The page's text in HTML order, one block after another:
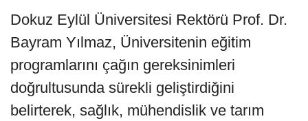
Dokuz Eylül Üniversitesi Rektörü Prof. Dr.
Bayram Yılmaz, Üniversitenin eğitim
programlarını çağın gereksinimleri
doğrultusunda sürekli geliştirdiğini
belirterek, sağlık, mühendislik ve tarım